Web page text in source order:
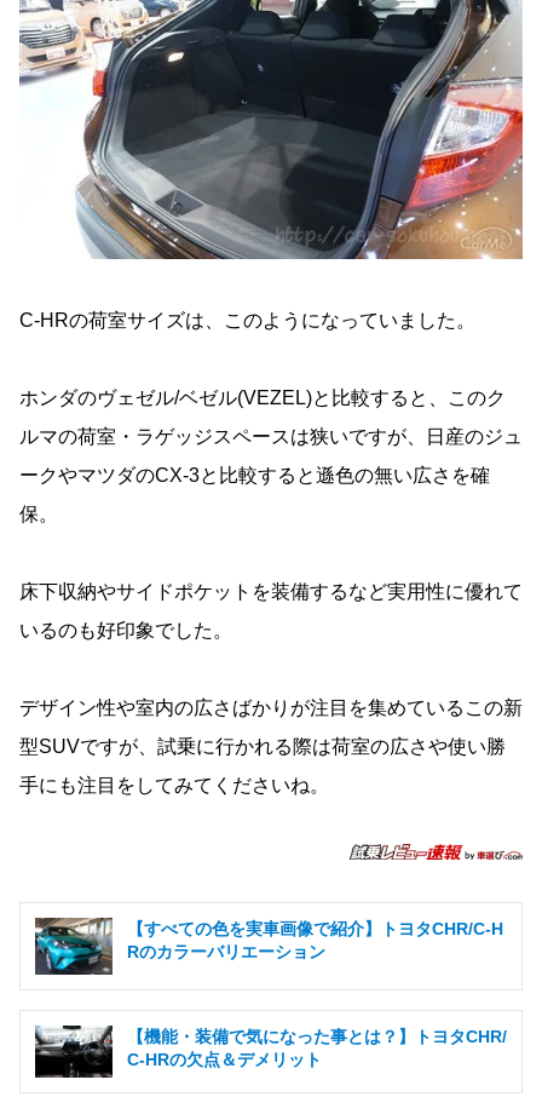
C-HRの荷室サイズは、このようになっていました。
ホンダのヴェゼル/ベゼル(VEZEL)と比較すると、このク
ルマの荷室・ラゲッジスペースは狭いですが、日産のジュ
ークやマツダのCX-3と比較すると遜色の無い広さを確
保。
床下収納やサイドポケットを装備するなど実用性に優れて
いるのも好印象でした。
デザイン性や室内の広さばかりが注目を集めているこの新
型SUVですが、試乗に行かれる際は荷室の広さや使い勝
手にも注目をしてみてくださいね。
【すべての色を実車画像で紹介】トヨタCHR/C-H
Rのカラーバリエーション
【機能・装備で気になった事とは？】トヨタCHR/
C-HRの欠点＆デメリット